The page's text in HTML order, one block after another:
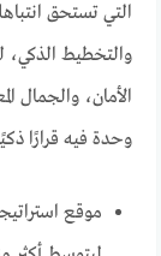
التي تستحق
والتخطيط الذكي،
الأمان، والجمال
وحدة فيه قرارًا
موقع